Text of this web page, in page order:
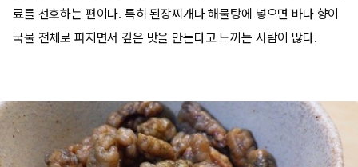
료를 선호하는 편이다. 특히 된장찌개나 해물탕에 넣으면 바다 향이
국물 전체로 퍼지면서 깊은 맛을 만든다고 느끼는 사람이 많다.